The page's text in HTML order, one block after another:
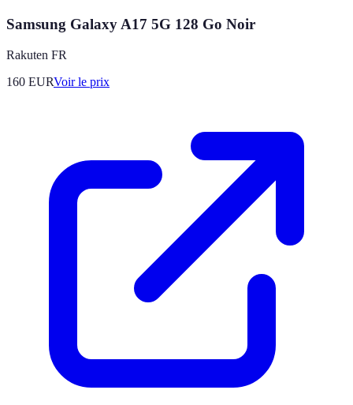
Samsung Galaxy A17 5G 128 Go Noir
Rakuten FR
160 EURVoir le prix